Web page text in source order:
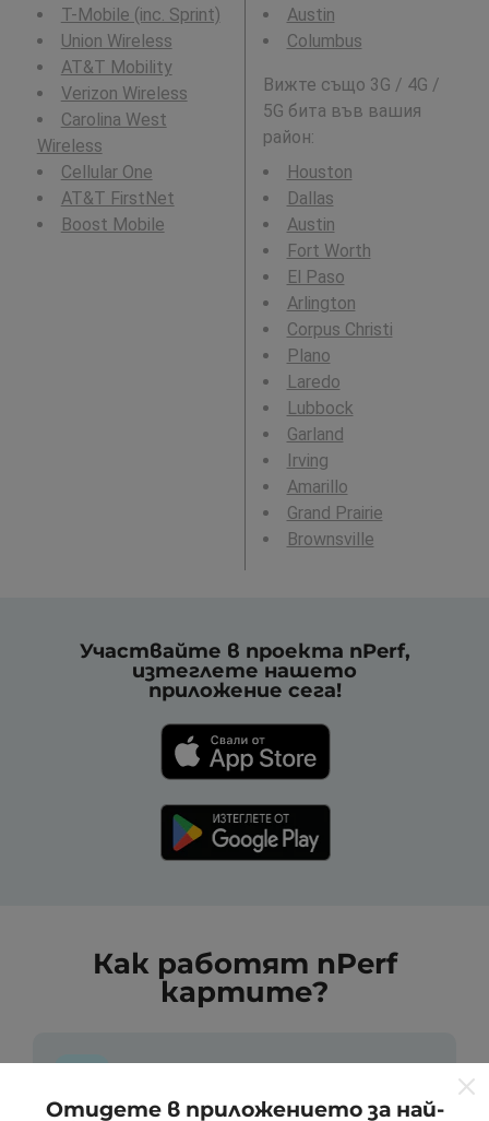
T-Mobile (inc. Sprint)
Union Wireless
AT&T Mobility
Verizon Wireless
Carolina West
Wireless
Cellular One
AT&T FirstNet
Boost Mobile
Austin
Columbus
Вижте също 3G / 4G /
5G бита във вашия
район:
Houston
Dallas
Austin
Fort Worth
El Paso
Arlington
Corpus Christi
Plano
Laredo
Lubbock
Garland
Irving
Amarillo
Grand Prairie
Brownsville
Участвайте в проекта nPerf,
изтеглете нашето
приложение сега!
Как работят nPerf
картите?
Отидете в приложението за най-